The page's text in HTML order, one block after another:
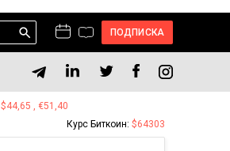
ПОДПИСКА
$44,65 , €51,40
Курс Биткоин: $64303